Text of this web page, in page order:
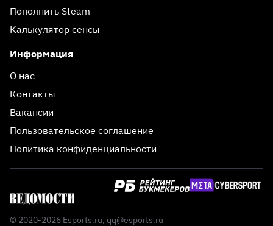
Пополнить Steam
Калькулятор сенсы
Информация
О нас
Контакты
Вакансии
Пользовательское соглашение
Политика конфиденциальности
© 2020-2026 Esports.ru, qq@esports.ru